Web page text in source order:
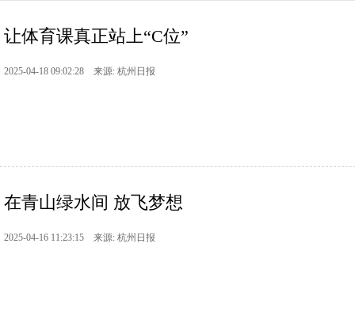
让体育课真正站上“C位”
2025-04-18 09:02:28 来源: 杭州日报
在青山绿水间 放飞梦想
2025-04-16 11:23:15 来源: 杭州日报